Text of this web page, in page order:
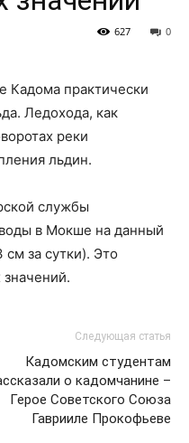
0
627
Кадома практически
Ледохода, как
реки
льдин.
службы
в Мокше на данный
за сутки). Это
Следующая статья
Кадомским студентам
о кадомчанине –
Герое Советского Союза
Гаврииле Прокофьеве